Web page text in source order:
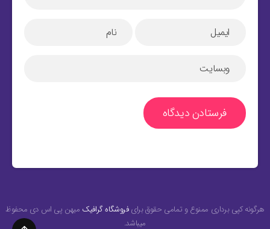
هرگونه کپی برداری ممنوع و تمامی حقوق برایفروشگاه گرافیک میهن پی اس دی محفوظ
میباشد.